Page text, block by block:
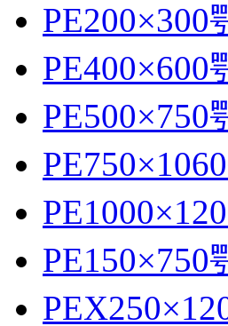
PE200×300
PE400×600
PE500×750
PE150×750